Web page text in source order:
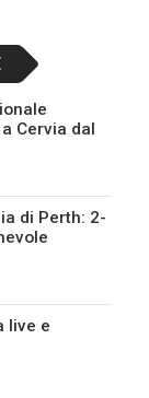
Cervia dal
di Perth: 2-
live e